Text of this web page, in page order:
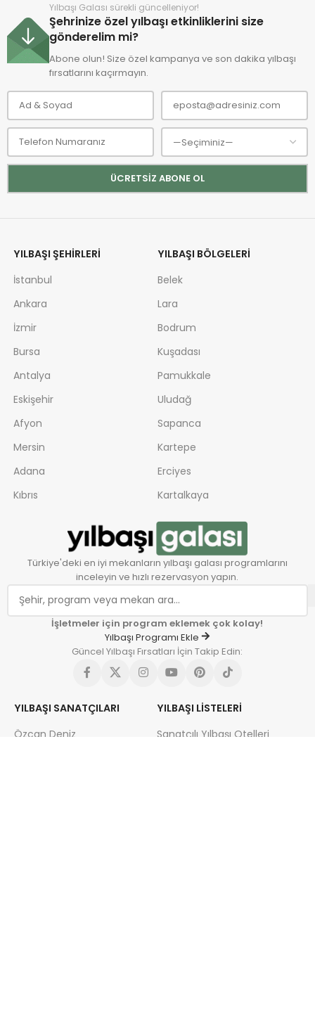
Yılbaşı Galası sürekli güncelleniyor!
Şehrinize özel yılbaşı etkinliklerini size
gönderelim mi?
Abone olun! Size özel kampanya ve son dakika yılbaşı
fırsatlarını kaçırmayın.
YILBAŞI ŞEHIRLERI
İstanbul
Ankara
İzmir
Bursa
Antalya
Eskişehir
Afyon
Mersin
Adana
Kıbrıs
YILBAŞI BÖLGELERI
Belek
Lara
Bodrum
Kuşadası
Pamukkale
Uludağ
Sapanca
Kartepe
Erciyes
Kartalkaya
Türkiye'deki en iyi mekanların yılbaşı galası programlarını
inceleyin ve hızlı rezervasyon yapın.
İşletmeler için program eklemek çok kolay!
Yılbaşı Programı Ekle
Güncel Yılbaşı Fırsatları İçin Takip Edin:
YILBAŞI SANATÇILARI
Özcan Deniz
YILBAŞI LISTELERI
Sanatçılı Yılbaşı Otelleri